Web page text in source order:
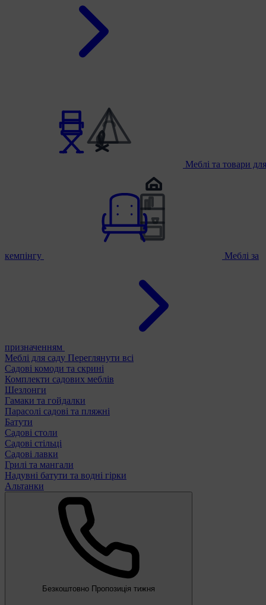
Меблі та товари для
кемпінгу Меблі за
призначенням
Меблі для саду Переглянути всі
Садові комоди та скрині
Комплекти садових меблів
Шезлонги
Гамаки та гойдалки
Парасолі садові та пляжні
Батути
Садові столи
Садові стільці
Садові лавки
Грилі та мангали
Надувні батути та водні гірки
Альтанки
Безкоштовно Пропозиція тижня